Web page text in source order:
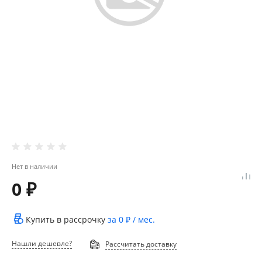
Нет в наличии
0 ₽
Купить в рассрочку за 0 ₽ / мес.
Нашли дешевле? Рассчитать доставку